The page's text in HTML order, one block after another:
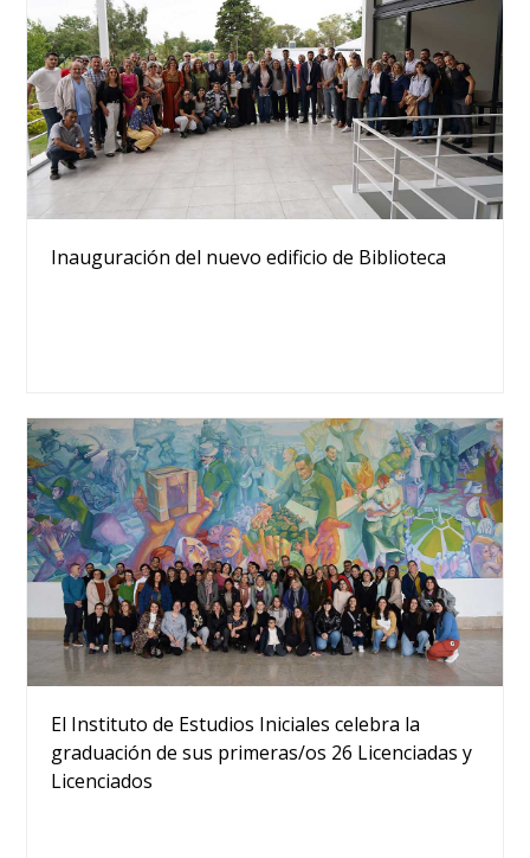
Inauguración del nuevo edificio de Biblioteca
El Instituto de Estudios Iniciales celebra la
graduación de sus primeras/os 26 Licenciadas y
Licenciados